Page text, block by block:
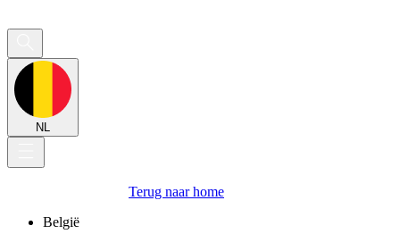
NL
Terug naar home
België